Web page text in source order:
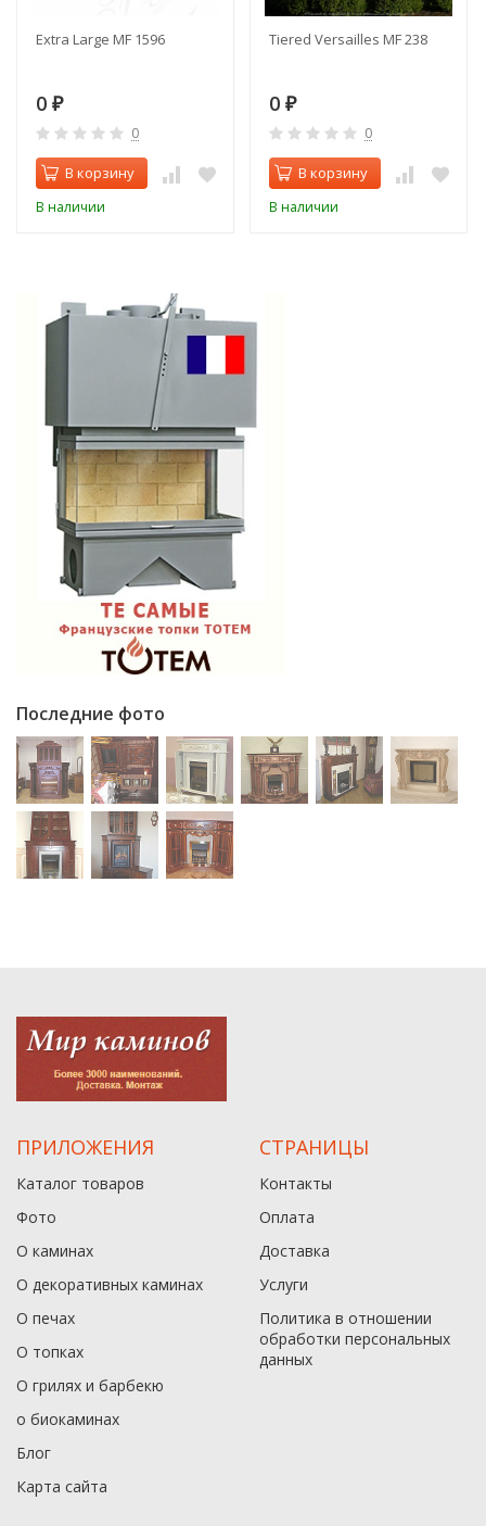
Extra Large MF 1596
0 ₽
0
В корзину
В наличии
Tiered Versailles MF 238
0 ₽
0
В корзину
В наличии
Последние фото
ПРИЛОЖЕНИЯ
Каталог товаров
Фото
О каминах
О декоративных каминах
О печах
О топках
О грилях и барбекю
о биокаминах
Блог
Карта сайта
СТРАНИЦЫ
Контакты
Оплата
Доставка
Услуги
Политика в отношении
обработки персональных
данныx